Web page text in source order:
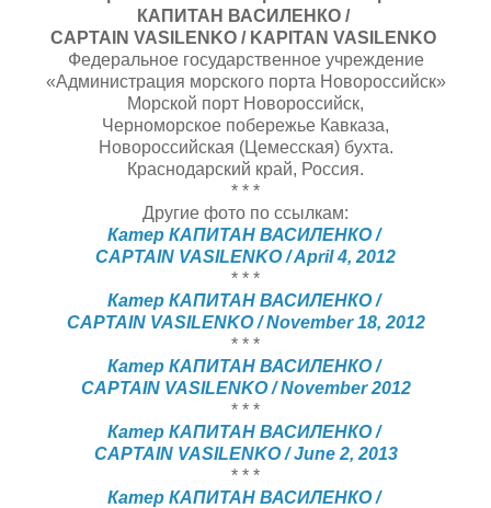
КАПИТАН ВАСИЛЕНКО /
CAPTAIN VASILENKO / KAPITAN VASILENKO
Федеральное государственное учреждение
«Администрация морского порта Новороссийск»
Морской порт Новороссийск,
Черноморское побережье Кавказа,
Новороссийская (Цемесская) бухта.
Краснодарский край, Россия.
* * *
Другие фото по ссылкам:
Катер КАПИТАН ВАСИЛЕНКО /
CAPTAIN VASILENKO / April 4, 2012
* * *
Катер КАПИТАН ВАСИЛЕНКО /
CAPTAIN VASILENKO / November 18, 2012
* * *
Катер КАПИТАН ВАСИЛЕНКО /
CAPTAIN VASILENKO / November 2012
* * *
Катер КАПИТАН ВАСИЛЕНКО /
CAPTAIN VASILENKO / June 2, 2013
* * *
Катер КАПИТАН ВАСИЛЕНКО /